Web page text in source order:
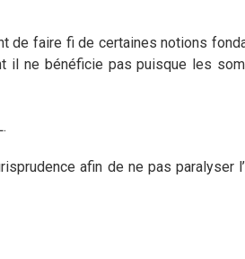
de faire fi de certaines notions
il ne bénéficie pas puisque les
afin de ne pas paralyser